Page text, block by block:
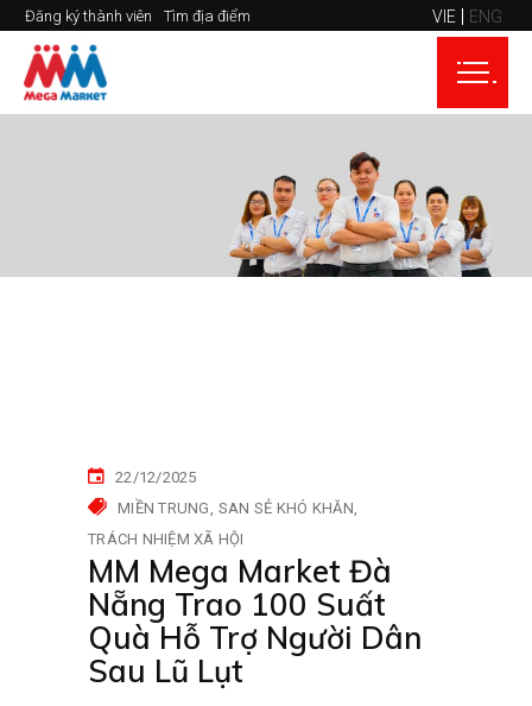
Đăng ký thành viên Tìm địa điểm VIE ENG
22/12/2025
MIỀN TRUNG SAN SẺ KHÓ KHĂN
TRÁCH NHIỆM XÃ HỘI
MM Mega Market Đà
Nẵng Trao 100 Suất
Quà Hỗ Trợ Người Dân
Sau Lũ Lụt